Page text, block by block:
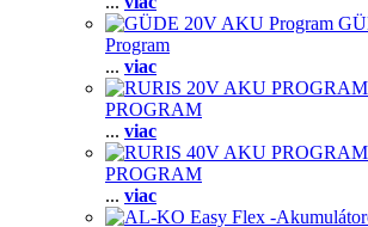
Program
... viac
PROGRAM
... viac
PROGRAM
... viac